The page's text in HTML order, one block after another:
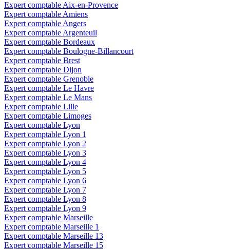
Expert comptable Aix-en-Provence
Expert comptable Amiens
Expert comptable Angers
Expert comptable Argenteuil
Expert comptable Bordeaux
Expert comptable Boulogne-Billancourt
Expert comptable Brest
Expert comptable Dijon
Expert comptable Grenoble
Expert comptable Le Havre
Expert comptable Le Mans
Expert comptable Lille
Expert comptable Limoges
Expert comptable Lyon
Expert comptable Lyon 1
Expert comptable Lyon 2
Expert comptable Lyon 3
Expert comptable Lyon 4
Expert comptable Lyon 5
Expert comptable Lyon 6
Expert comptable Lyon 7
Expert comptable Lyon 8
Expert comptable Lyon 9
Expert comptable Marseille
Expert comptable Marseille 1
Expert comptable Marseille 13
Expert comptable Marseille 15